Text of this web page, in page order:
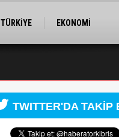
TÜRKİYE
EKONOMİ
TWITTER'DA TAKİP